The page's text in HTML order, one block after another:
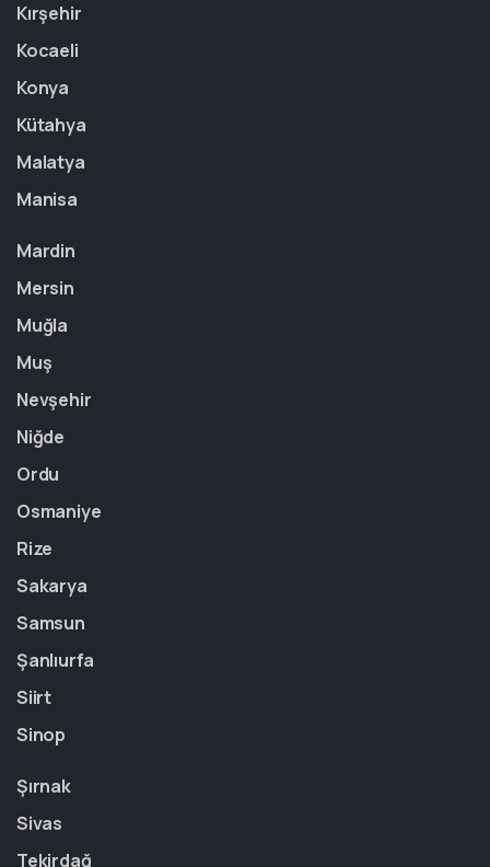
Kırşehir
Kocaeli
Konya
Kütahya
Malatya
Manisa
Mardin
Mersin
Muğla
Muş
Nevşehir
Niğde
Ordu
Osmaniye
Rize
Sakarya
Samsun
Şanlıurfa
Siirt
Sinop
Şırnak
Sivas
Tekirdağ